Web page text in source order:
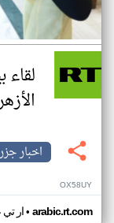
اخبار
OX58UY
ار• arabic.rt.com